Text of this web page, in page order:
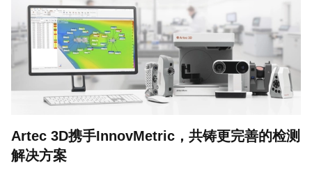
Artec 3D携手InnovMetric，共铸更完善的检测
解决方案